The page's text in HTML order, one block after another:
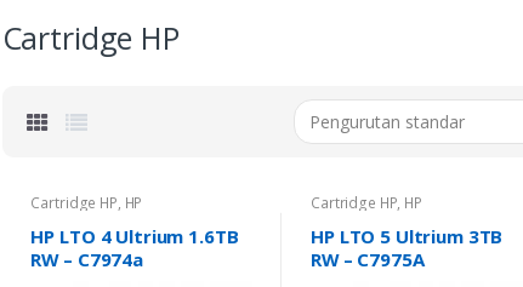
Cartridge HP
Cartridge HP, HP
HP LTO 4 Ultrium 1.6TB
RW – C7974a
Cartridge HP, HP
HP LTO 5 Ultrium 3TB
RW – C7975A